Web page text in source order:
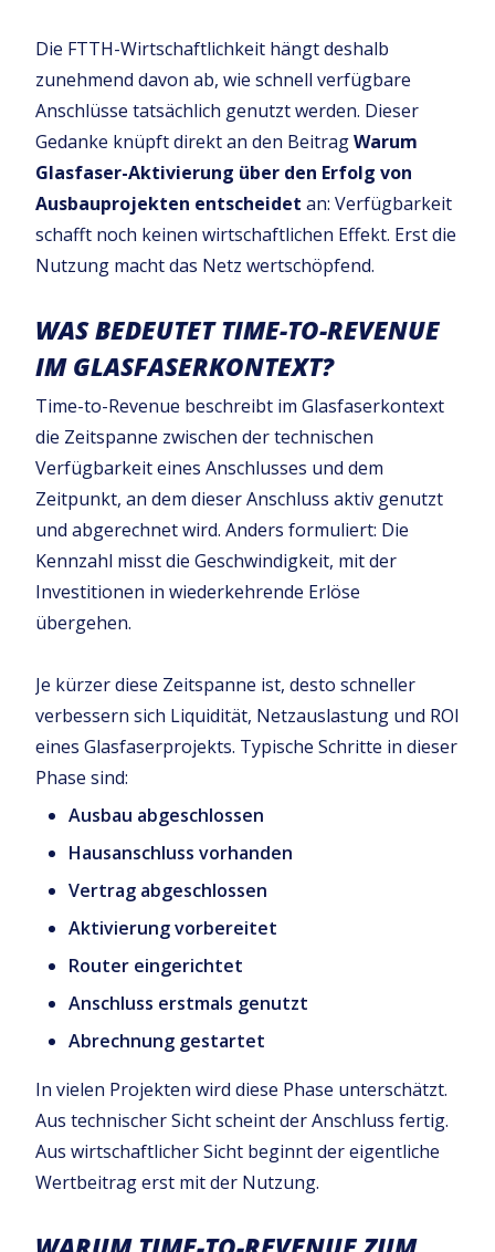
Die FTTH-Wirtschaftlichkeit hängt deshalb
zunehmend davon ab, wie schnell verfügbare
Anschlüsse tatsächlich genutzt werden. Dieser
Gedanke knüpft direkt an den BeitragWarum
Glasfaser-Aktivierung über den Erfolg von
Ausbauprojekten entscheidet an: Verfügbarkeit
schafft noch keinen wirtschaftlichen Effekt. Erst die
Nutzung macht das Netz wertschöpfend.
WAS BEDEUTET TIME-TO-REVENUE
IM GLASFASERKONTEXT?
Time-to-Revenue beschreibt im Glasfaserkontext
die Zeitspanne zwischen der technischen
Verfügbarkeit eines Anschlusses und dem
Zeitpunkt, an dem dieser Anschluss aktiv genutzt
und abgerechnet wird. Anders formuliert: Die
Kennzahl misst die Geschwindigkeit, mit der
Investitionen in wiederkehrende Erlöse
übergehen.
Je kürzer diese Zeitspanne ist, desto schneller
verbessern sich Liquidität, Netzauslastung und ROI
eines Glasfaserprojekts. Typische Schritte in dieser
Phase sind:
Ausbau abgeschlossen
Hausanschluss vorhanden
Vertrag abgeschlossen
Aktivierung vorbereitet
Router eingerichtet
Anschluss erstmals genutzt
Abrechnung gestartet
In vielen Projekten wird diese Phase unterschätzt.
Aus technischer Sicht scheint der Anschluss fertig.
Aus wirtschaftlicher Sicht beginnt der eigentliche
Wertbeitrag erst mit der Nutzung.